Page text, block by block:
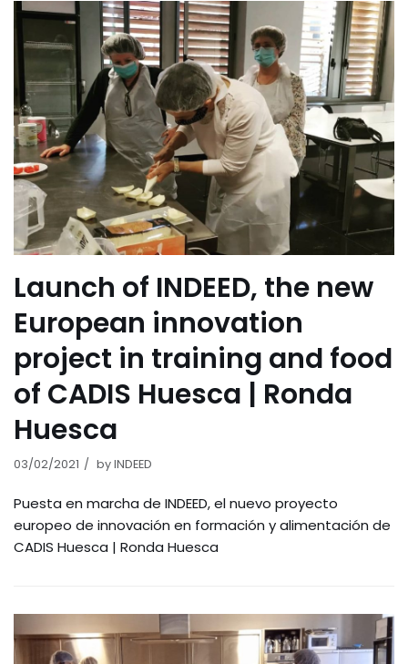
Launch of INDEED, the new
European innovation
project in training and food
of CADIS Huesca | Ronda
Huesca
03/02/2021 byINDEED
Puesta en marcha de INDEED, el nuevo proyecto
europeo de innovación en formación y alimentación de
CADIS Huesca | Ronda Huesca